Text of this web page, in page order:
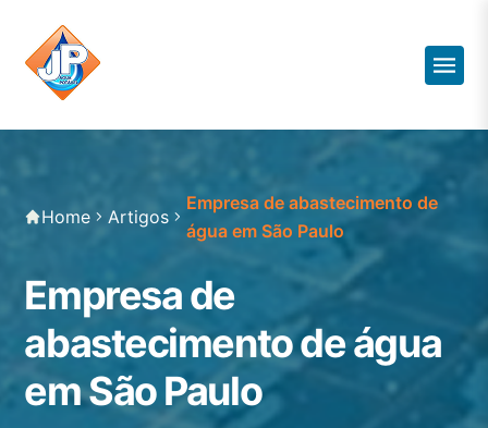
Home Artigos
Empresa de abastecimento de
água em São Paulo
Empresa de
abastecimento de água
em São Paulo